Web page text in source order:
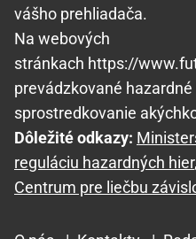
vášho prehliadača.
Na webových
stránkach https://
prevádzkované
sprostredkovanie
Dôležité odkazy:
reguláciu hazardných hier,
Centrum pre liečbu